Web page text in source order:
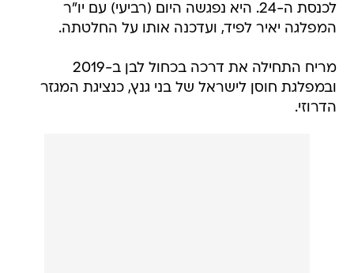
לכנסת ה-24. היא נפגשה היום (רביעי) עם יו"ר
המפלגה יאיר לפיד, ועדכנה אותו על החלטתה.
מריח התחילה את דרכה בכחול לבן ב-2019
ובמפלגת חוסן לישראל של בני גנץ, כנציגת המגזר
הדרוזי.